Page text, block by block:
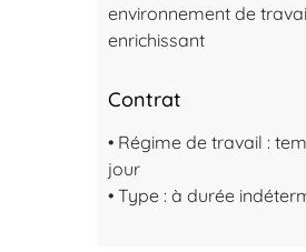
environnement de
enrichissant
Contrat
• Régime de travail :
jour
• Type : à durée